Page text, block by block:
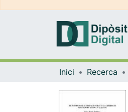
Inici Recerca